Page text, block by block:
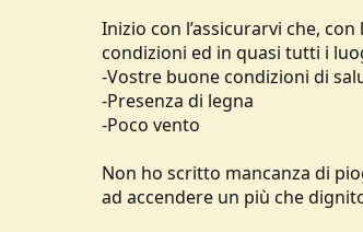
Inizio con l’assicurarvi che,
condizioni ed in quasi tutti i
-Vostre buone condizioni di
-Presenza di legna
-Poco vento
Non ho scritto mancanza di
ad accendere un più che